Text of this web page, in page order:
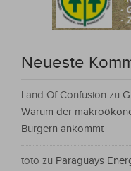
Neueste
Land Of Confusion zu
Warum der
Bürgern ankommt
toto zu Paraguays